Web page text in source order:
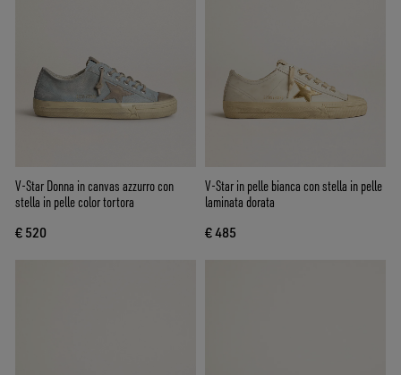
V-Star Donna in canvas azzurro con
stella in pelle color tortora
€ 520
V-Star in pelle bianca con stella in pelle
laminata dorata
€ 485